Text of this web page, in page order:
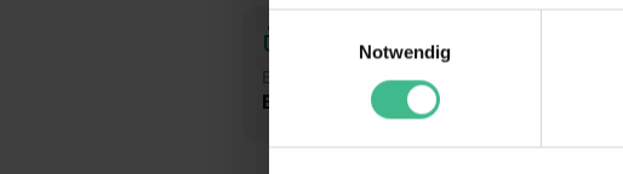
Wir verwenden Cookies zur
Webseite getroffenen Einstellungen
(„Statistiken“), um Informationen zu
und Analysen weiterzugeben und um
Einwilligungsauswahl
Notwendig
Branche
Beratung, Consulting & Controlling